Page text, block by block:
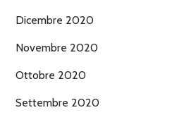
Dicembre 2020
Novembre 2020
Ottobre 2020
Settembre 2020